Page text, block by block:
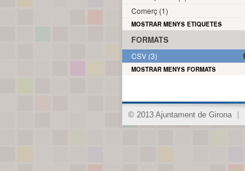
Comerç (1)
MOSTRAR MENYS ETIQUETES
FORMATS
CSV (3)
MOSTRAR MENYS FORMATS
© 2013 Ajuntament de Girona